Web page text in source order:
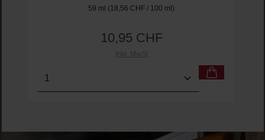
59 ml (18,56 CHF / 100 ml)
Regulärer Preis:
10,95 CHF
Inkl. MwSt
Produkt Anzahl: Gib den gewünschten Wert